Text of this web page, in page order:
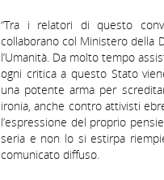
“Tra i relatori di questo
collaborano col Ministero della
l’Umanità. Da molto tempo
ogni critica a questo Stato
una potente arma per
ironia, anche contro attivisti
l’espressione del proprio
seria e non lo si estirpa
comunicato diffuso.